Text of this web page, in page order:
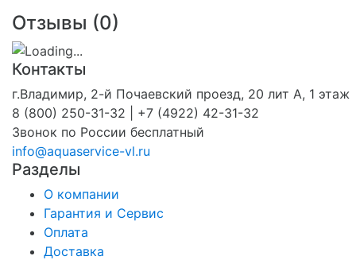
Отзывы (0)
Контакты
г.Владимир, 2-й Почаевский проезд, 20 лит А, 1 этаж
8 (800) 250-31-32 | +7 (4922) 42-31-32
Звонок по России бесплатный
info@aquaservice-vl.ru
Разделы
О компании
Гарантия и Сервис
Оплата
Доставка